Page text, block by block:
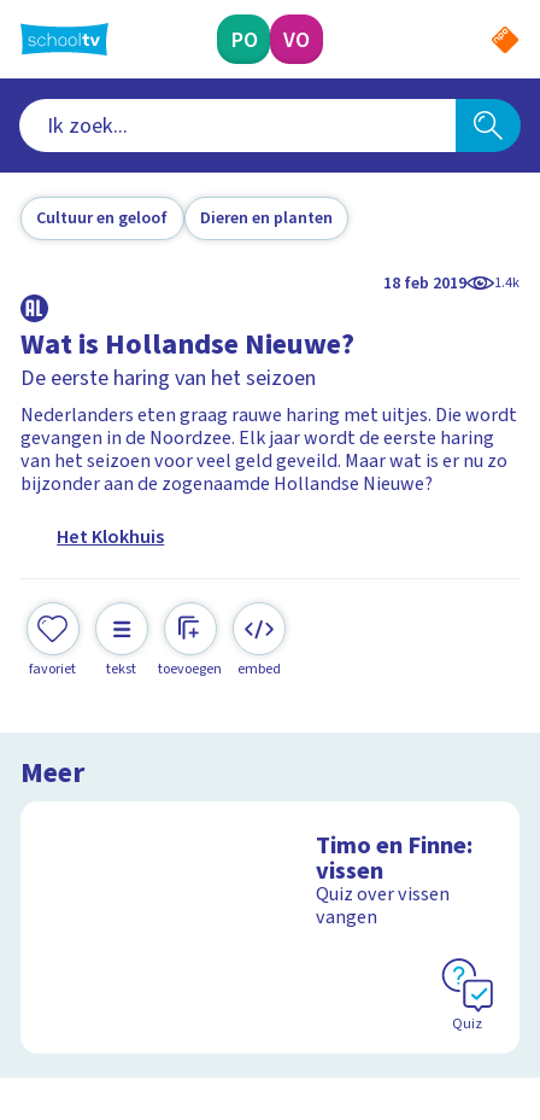
naar
hoofdinhoud
PO VO
Cultuur en geloof Dieren en planten
18 feb 2019 1.4k
Wat is Hollandse Nieuwe?
De eerste haring van het seizoen
Nederlanders eten graag rauwe haring met uitjes. Die wordt
gevangen in de Noordzee. Elk jaar wordt de eerste haring
van het seizoen voor veel geld geveild. Maar wat is er nu zo
bijzonder aan de zogenaamde Hollandse Nieuwe?
Het Klokhuis
favoriet tekst toevoegen embed
Meer
Timo en Finne:
vissen
Quiz over vissen
vangen
Quiz